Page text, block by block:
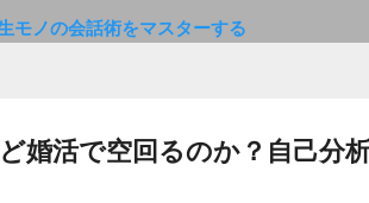
モノの会話術をマスターする
婚活で空回るのか？自己分